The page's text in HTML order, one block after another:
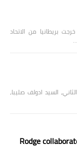
بريطانيا خارج الاتحاد الأوروبي Share خرجت بريطانيا من الاتحاد
الاربعاء 30 كانون الثاني، السيد ادولف صليبا،
Rodge